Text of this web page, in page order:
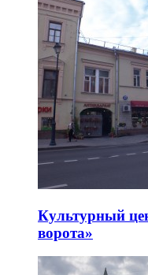
Культурный
ворота»